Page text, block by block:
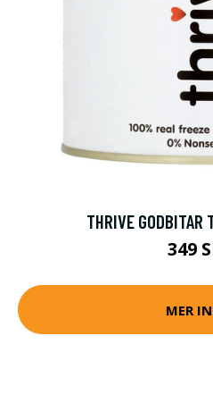
THRIVE GODBITAR
349
MER